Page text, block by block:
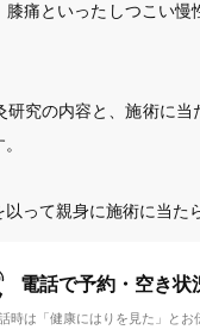
痛といったしつこい
究の内容と、施術に
電話で予約・空き状
時は「健康にはりを見た」とお